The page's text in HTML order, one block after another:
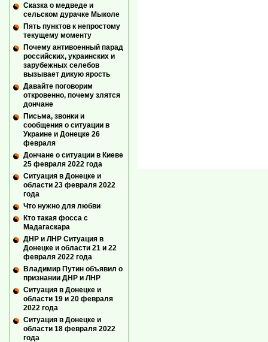
Сказка о медведе и
сельском дурачке Мыколе
Пять пунктов к непростому
текущему моменту
Почему антивоенный парад
российских, украинских и
зарубежных селебов
вызывает дикую ярость
Давайте поговорим
откровенно, почему злятся
дончане
Письма, звонки и
сообщения о ситуации в
Украине и Донецке 26
февраля
Дончане о ситуации в Киеве
25 февраля 2022 года
Ситуация в Донецке и
области 23 февраля 2022
года
Что нужно для любви
Кто такая фосса с
Мадагаскара
ДНР и ЛНР Ситуация в
Донецке и области 21 и 22
февраля 2022 года
Владимир Путин объявил о
признании ДНР и ЛНР
Ситуация в Донецке и
области 19 и 20 февраля
2022 года
Ситуация в Донецке и
области 18 февраля 2022
года